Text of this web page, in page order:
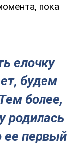
пока
елочку
будем
более,
родилась
ее первый